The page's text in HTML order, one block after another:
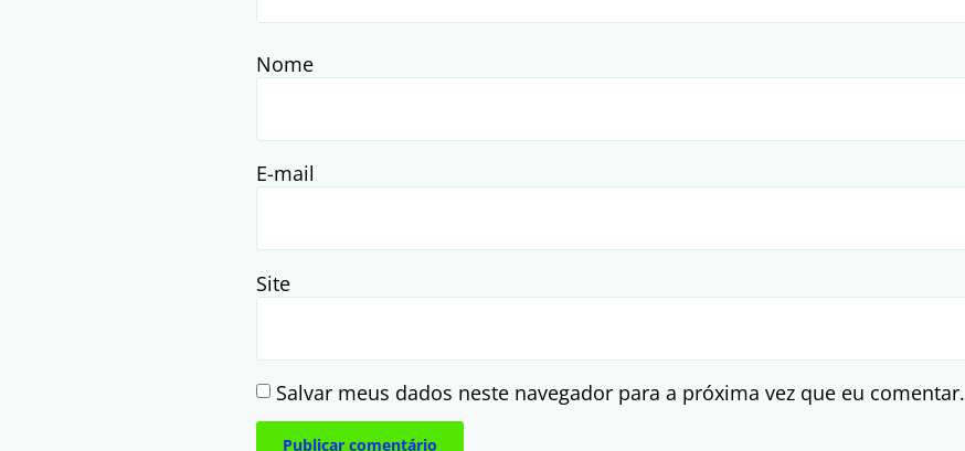
Nome
E-mail
Site
Salvar meus dados neste navegador para a próxima vez que eu comentar.